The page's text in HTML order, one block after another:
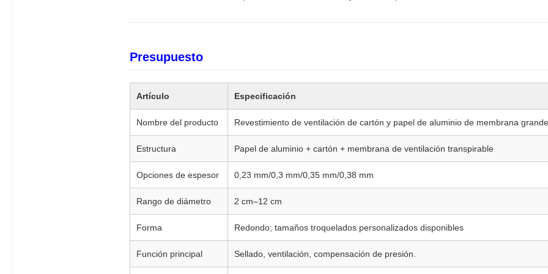
Presupuesto
Artículo Especificación
Nombre del producto Revestimiento de ventilación de cartón y papel de aluminio de membrana grande
Estructura Papel de aluminio + cartón + membrana de ventilación transpirable
Opciones de espesor 0,23 mm/0,3 mm/0,35 mm/0,38 mm
Rango de diámetro 2 cm–12 cm
Forma Redondo; tamaños troquelados personalizados disponibles
Función principal Sellado, ventilación, compensación de presión.